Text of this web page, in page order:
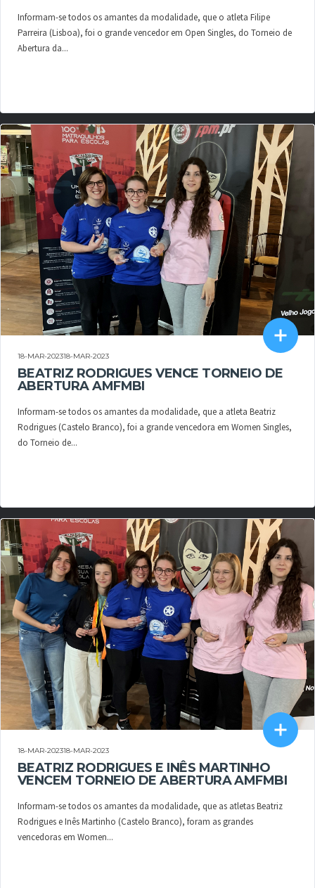
Informam-se todos os amantes da modalidade, que o atleta Filipe
Parreira (Lisboa), foi o grande vencedor em Open Singles, do Torneio de
Abertura da...
18-MAR-202318-MAR-2023
BEATRIZ RODRIGUES VENCE TORNEIO DE
ABERTURA AMFMBI
Informam-se todos os amantes da modalidade, que a atleta Beatriz
Rodrigues (Castelo Branco), foi a grande vencedora em Women Singles,
do Torneio de...
18-MAR-202318-MAR-2023
BEATRIZ RODRIGUES E INÊS MARTINHO
VENCEM TORNEIO DE ABERTURA AMFMBI
Informam-se todos os amantes da modalidade, que as atletas Beatriz
Rodrigues e Inês Martinho (Castelo Branco), foram as grandes
vencedoras em Women...